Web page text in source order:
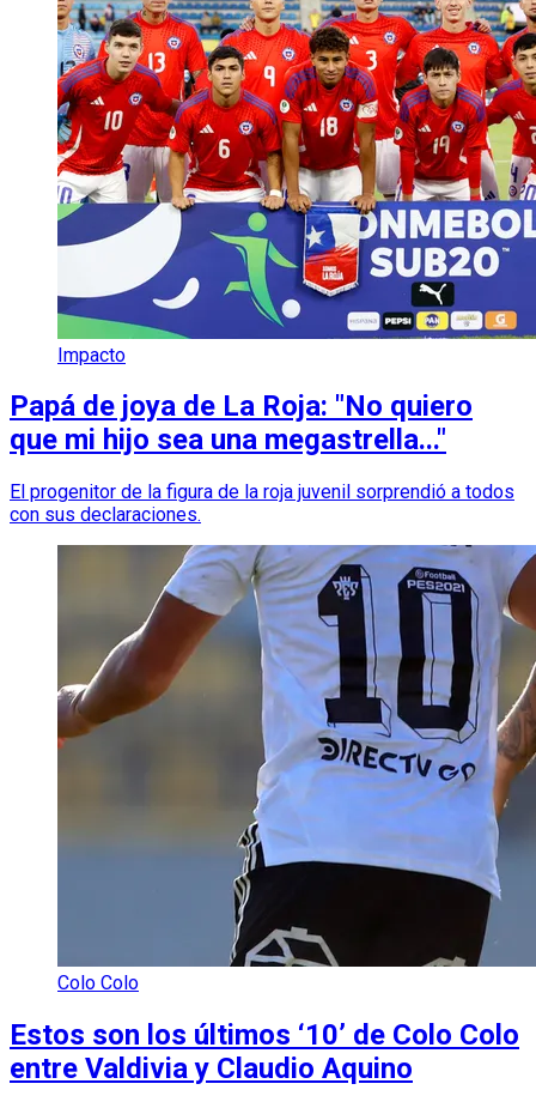
Impacto
Papá de joya de La Roja: "No quiero
que mi hijo sea una megastrella..."
El progenitor de la figura de la roja juvenil sorprendió a todos
con sus declaraciones.
Colo Colo
Estos son los últimos ‘10’ de Colo Colo
entre Valdivia y Claudio Aquino